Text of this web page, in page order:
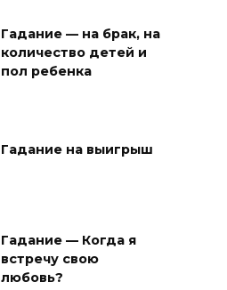
Гадание — на брак, на
количество детей и
пол ребенка
Гадание на выигрыш
Гадание — Когда я
встречу свою
любовь?